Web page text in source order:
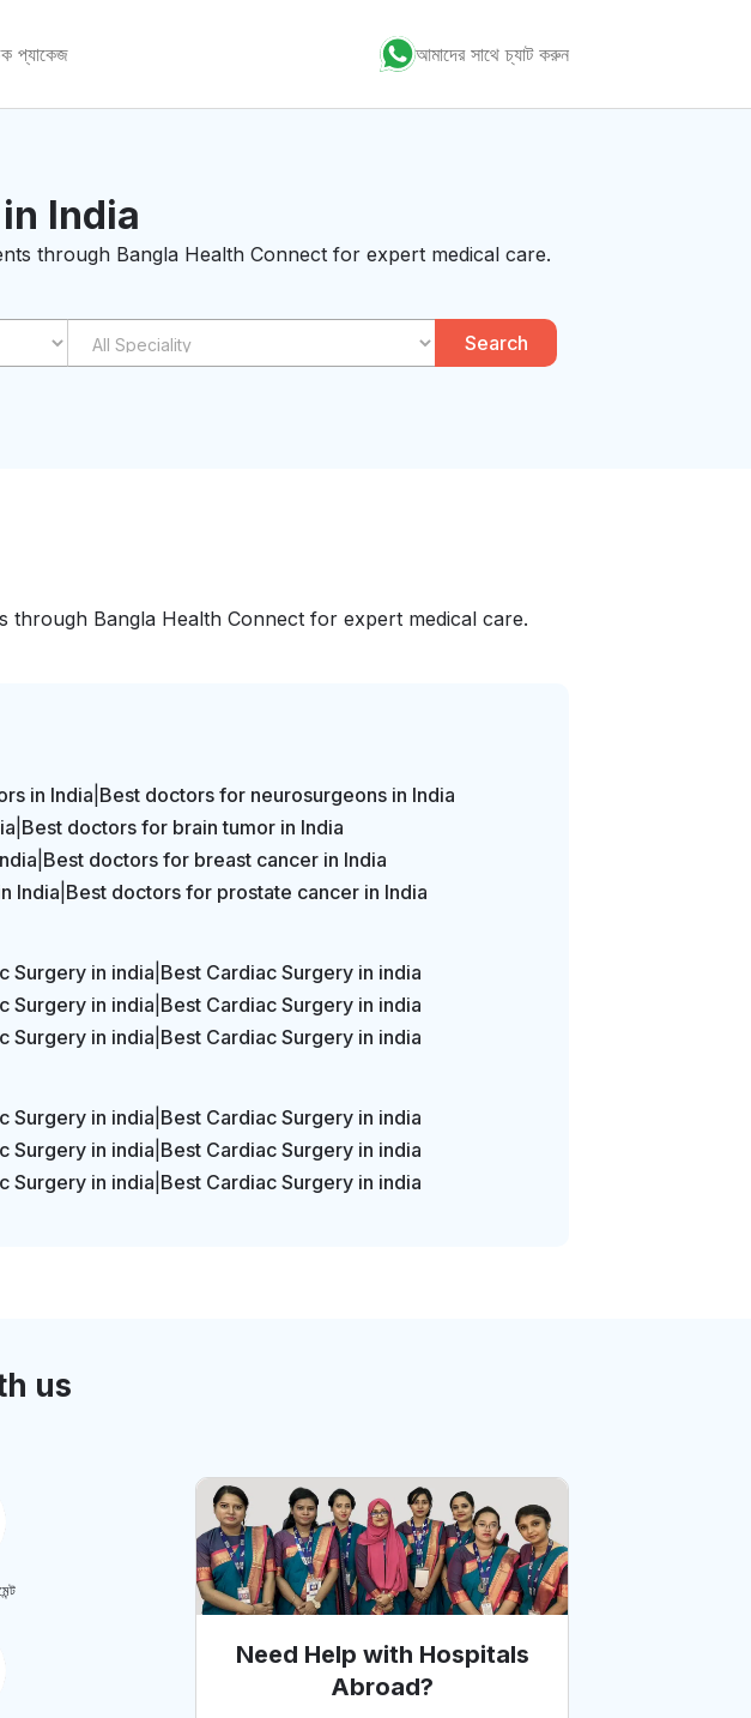
প্যাকেজ আমাদের সাথে চ্যাট করুন
India
through Bangla Health Connect for expert medical care.
Search
Bangla Health Connect for expert medical care.
in India Best doctors for neurosurgeons in India
Best doctors for brain tumor in India
Best doctors for breast cancer in India
India Best doctors for prostate cancer in India
Surgery in india Best Cardiac Surgery in india
Surgery in india Best Cardiac Surgery in india
Surgery in india Best Cardiac Surgery in india
Surgery in india Best Cardiac Surgery in india
Surgery in india Best Cardiac Surgery in india
Surgery in india Best Cardiac Surgery in india
us
Need Help with Hospitals
Abroad?